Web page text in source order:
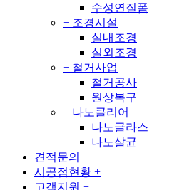
수성연질폼
+ 조경시설
실내조경
실외조경
+ 철거사업
철거공사
원상복구
+ 나노클리어
나노글라스
나노살균
견적문의 +
시공점현황 +
고객지원 +